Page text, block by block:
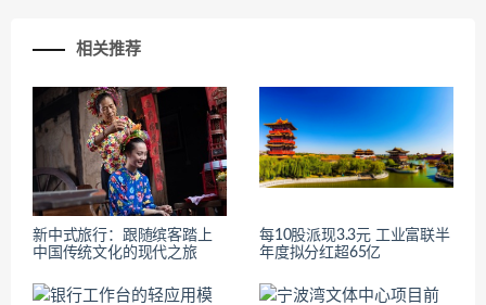
相关推荐
新中式旅行：跟随缤客踏上
中国传统文化的现代之旅
每10股派现3.3元 工业富联半
年度拟分红超65亿